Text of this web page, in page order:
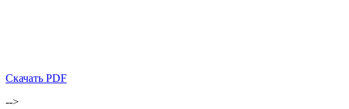
Скачать PDF
-->